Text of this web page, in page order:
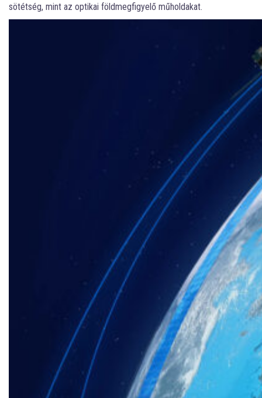
sötétség, mint az optikai földmegfigyelő műholdakat.